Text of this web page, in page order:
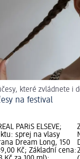
které zvládnete i
na festival
PARiS ELSEVE;
sprej na vlasy
Dream Long, 150
Kč; Základní cena: